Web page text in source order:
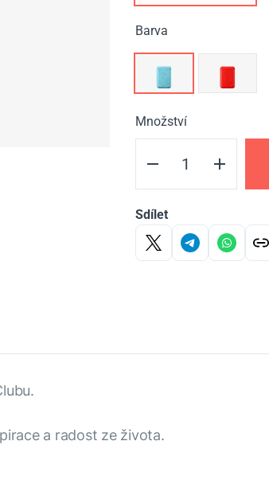
Barva
Množství
Sdílet
a radost ze života.